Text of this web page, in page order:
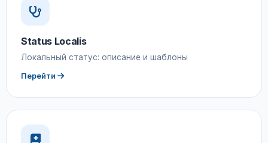
Status Localis
Локальный статус: описание и шаблоны
Перейти